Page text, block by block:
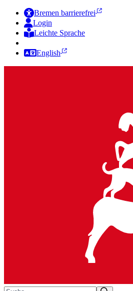
Bremen barrierefrei
Login
Leichte Sprache
English